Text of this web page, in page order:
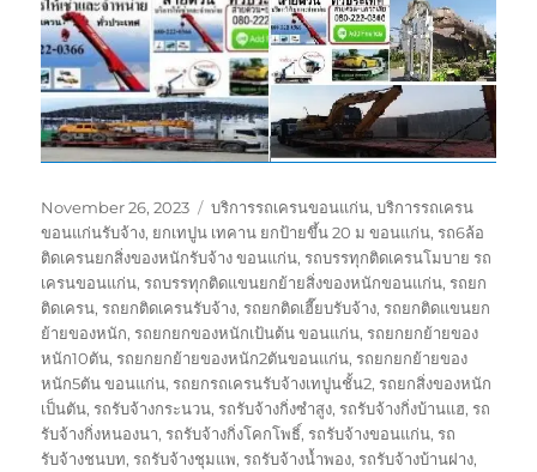
Posted
on
November 26, 2023 Tags
บริการรถเครนขอนแก่น,บริการรถเครน
ขอนแก่นรับจ้าง, ยกเทปูน เทคาน ยกป้ายขึ้น 20 ม ขอนแก่น,รถ6ล้อ
ติดเครนยกสิ่งของหนักรับจ้าง ขอนแก่น,รถบรรทุกติดเครนโมบาย รถ
เครนขอนแก่น,รถบรรทุกติดแขนยกย้ายสิ่งของหนักขอนแก่น,รถยก
ติดเครน,รถยกติดเครนรับจ้าง,รถยกติดเฮี๊ยบรับจ้าง,รถยกติดแขนยก
ย้ายของหนัก,รถยกยกของหนักเป้นต้น ขอนแก่น,รถยกยกย้ายของ
หนัก10ตัน,รถยกยกย้ายของหนัก2ตันขอนแก่น,รถยกยกย้ายของ
หนัก5ตัน ขอนแก่น,รถยกรถเครนรับจ้างเทปูนชั้น2,รถยกสิ่งของหนัก
เป็นตัน,รถรับจ้างกระนวน,รถรับจ้างกิ่งซำสูง,รถรับจ้างกิ่งบ้านแฮ,รถ
รับจ้างกิ่งหนองนา,รถรับจ้างกิ่งโคกโพธิ์,รถรับจ้างขอนแก่น,รถ
รับจ้างชนบท,รถรับจ้างชุมแพ,รถรับจ้างน้ำพอง,รถรับจ้างบ้านฝาง,